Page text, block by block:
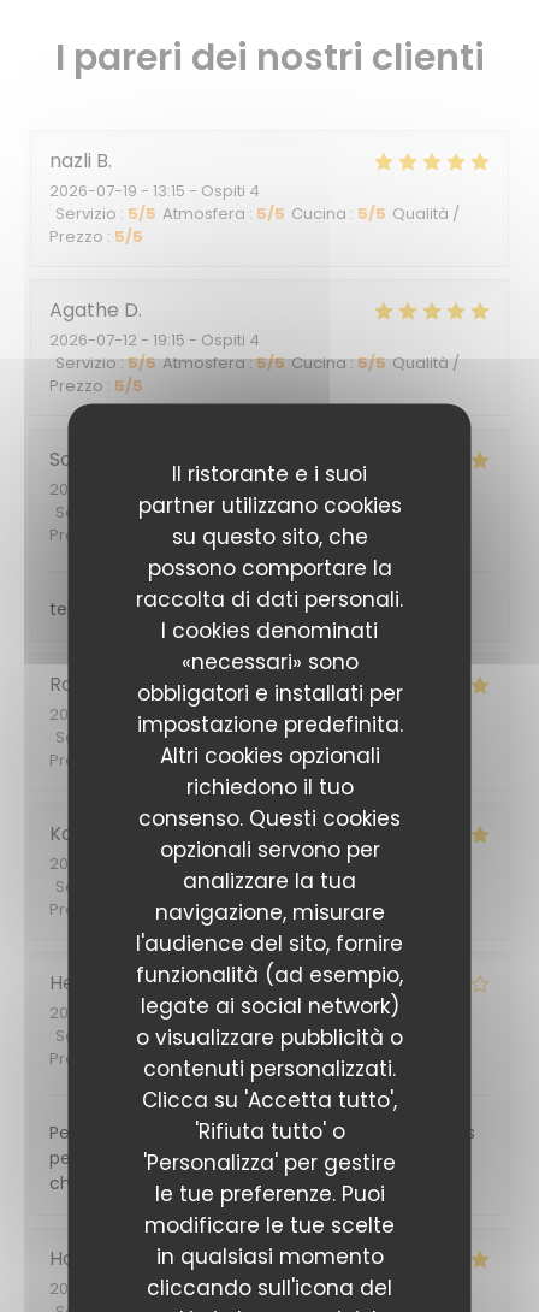
Il ristorante e i suoi
partner utilizzano cookies
su questo sito, che
possono comportare la
raccolta di dati personali.
I cookies denominati
«necessari» sono
obbligatori e installati per
impostazione predefinita.
Altri cookies opzionali
richiedono il tuo
consenso. Questi cookies
opzionali servono per
analizzare la tua
navigazione, misurare
l'audience del sito, fornire
funzionalità (ad esempio,
legate ai social network)
o visualizzare pubblicità o
contenuti personalizzati.
Clicca su 'Accetta tutto',
'Rifiuta tutto' o
'Personalizza' per gestire
le tue preferenze. Puoi
modificare le tue scelte
in qualsiasi momento
cliccando sull'icona del
I pareri dei nostri clienti
nazli B
2026-07-19 - 13:15 - Ospiti 4
Servizio : 5/5 Atmosfera : 5/5 Cucina : 5/5 Qualità /
Prezzo : 5/5
Agathe D
2026-07-12 - 19:15 - Ospiti 4
Servizio:5/5 Atmosfera:5/5 Cucina:5/5 Qualità /
Prezzo : 5/5
Sophie
2026-06-29
- 12:30 - Ospiti 2
Servizio
/5 Atmosfera: 5/5 Cucina:4/5 Qualità /
Prezzo
terrasse ombragée, service sympathique
Rafaela G
2026-06-05- 19:00 - Ospiti 2
Servizio
/5 Atmosfera: 5/5 Cucina: 5 /5 Qualità /
Prezzo
Karine
2026-06-04
- 20:15 - Ospiti 2
Servizio
Atmosfera:5/5 Cucina:
Prezzo
Hervé
2026-05-31
- 12:30 - Ospiti 6
Servizio
5/5 Atmosfera:5/5 Cucina:4/5 Qualità /
Prezzo
Personnel très sympa. Repas très correct mais des
petits défauts organisationnels : un plat pas super
chaud et des desserts un peu longs à venir.
Hadrien
2026-05-29
- 21:30 - Ospiti 2